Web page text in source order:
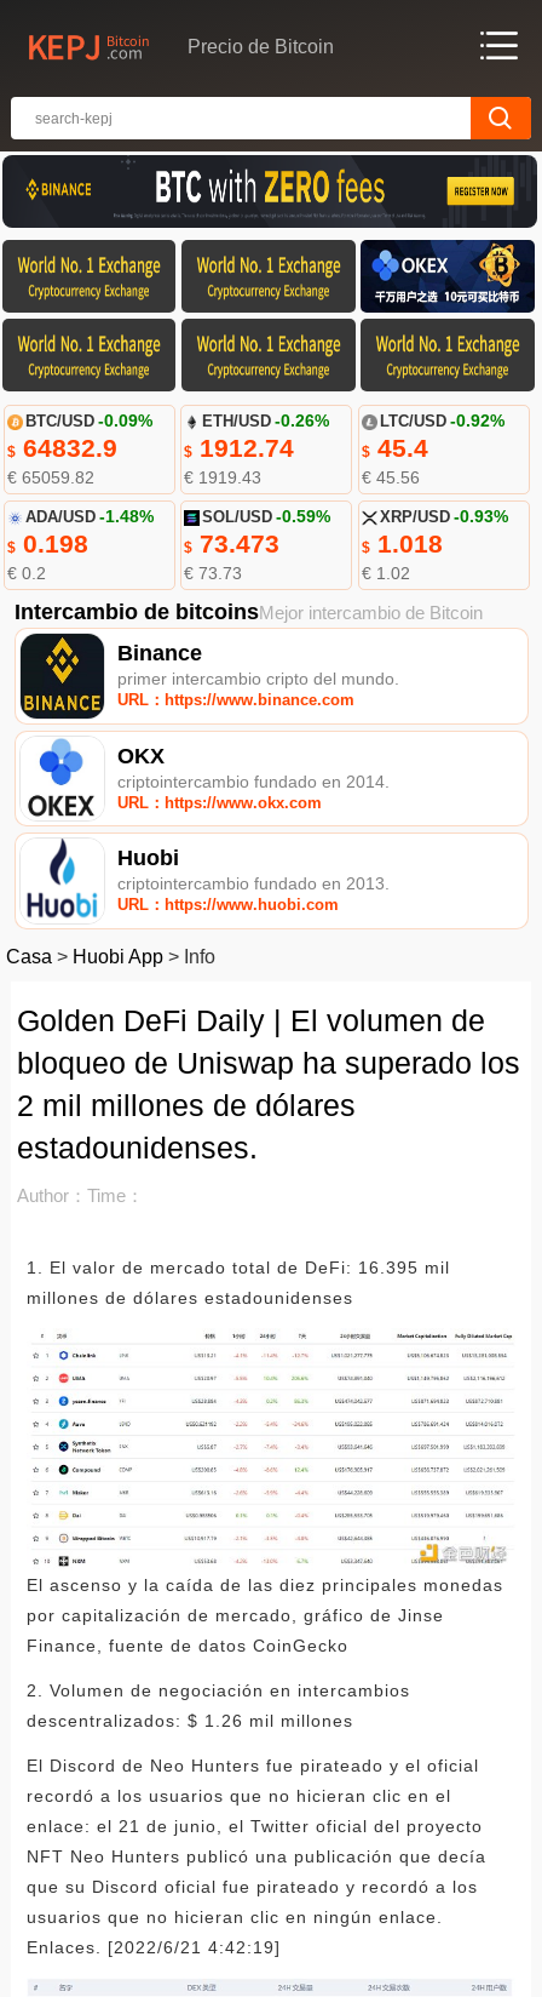
Precio de Bitcoin
BTC/USD -0.09%
$64832.9
€ 65059.82
ETH/USD -0.26%
$ 1912.74
€ 1919.43
LTC/USD -0.92%
$45.4
€ 45.56
ADA/USD -1.48%
$0.198
€ 0.2
SOL/USD -0.59%
$ 73.473
€ 73.73
XRP/USD -0.93%
$1.018
€ 1.02
Intercambio de bitcoinsMejor intercambio de Bitcoin
Binance
primer intercambio cripto del mundo.
URL：https://www.binance.com
OKX
criptointercambio fundado en 2014.
URL：https://www.okx.com
Huobi
criptointercambio fundado en 2013.
URL：https://www.huobi.com
Casa > Huobi App > Info
Golden DeFi Daily | El volumen de
bloqueo de Uniswap ha superado los
2 mil millones de dólares
estadounidenses.
Author： Time：
1. El valor de mercado total de DeFi: 16.395 mil
millones de dólares estadounidenses
El ascenso y la caída de las diez principales monedas
por capitalización de mercado, gráfico de Jinse
Finance, fuente de datos CoinGecko
2. Volumen de negociación en intercambios
descentralizados: $ 1.26 mil millones
El Discord de Neo Hunters fue pirateado y el oficial
recordó a los usuarios que no hicieran clic en el
enlace: el 21 de junio, el Twitter oficial del proyecto
NFT Neo Hunters publicó una publicación que decía
que su Discord oficial fue pirateado y recordó a los
usuarios que no hicieran clic en ningún enlace.
Enlaces. [2022/6/21 4:42:19]